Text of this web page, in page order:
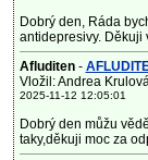
Dobrý den, Ráda
antidepresivy. Děkuji
Afluditen-
Vložil: Andrea
2025-11-12 12:05:01
Dobrý den můžu
taky,děkuji moc za